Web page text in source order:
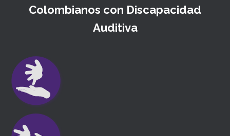
Colombianos con Discapacidad
Auditiva